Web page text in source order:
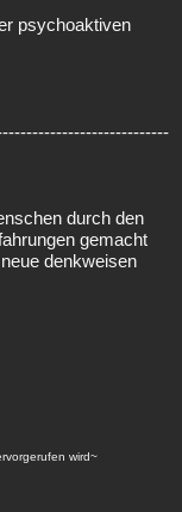
psychoaktiven
durch den
gemacht
denkweisen
wird~